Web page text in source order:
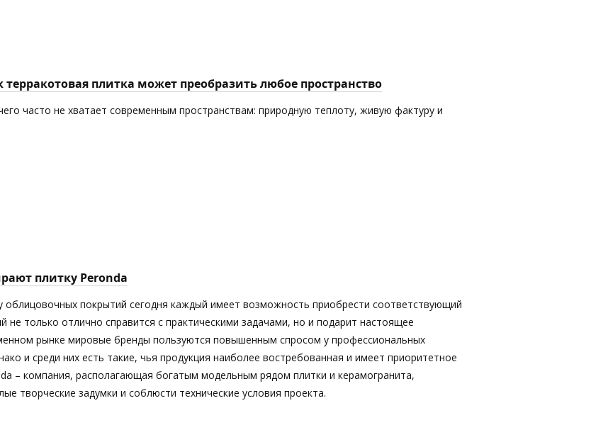
плитка может преобразить любое пространство
часто не хватает современным пространствам: природную теплоту, живую фактуру и
плитку Peronda
облицовочных покрытий сегодня каждый имеет возможность приобрести соответствующий
не только отлично справится с практическими задачами, но и подарит настоящее
рынке мировые бренды пользуются повышенным спросом у профессиональных
и среди них есть такие, чья продукция наиболее востребованная и имеет приоритетное
– компания, располагающая богатым модельным рядом плитки и керамогранита,
творческие задумки и соблюсти технические условия проекта.